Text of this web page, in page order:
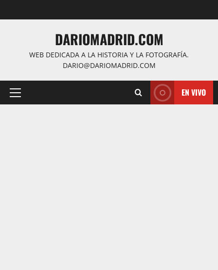
al
DARIOMADRID.COM
WEB DEDICADA A LA HISTORIA Y LA FOTOGRAFÍA.
DARIO@DARIOMADRID.COM
Menú
EN VIVO